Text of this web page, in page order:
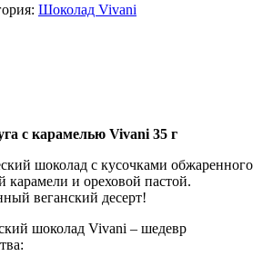
Шоколад Vivani
с карамелью Vivani 35 г
шоколад с кусочками обжаренного
карамели и ореховой пастой.
веганский десерт!
шоколад Vivani – шедевр